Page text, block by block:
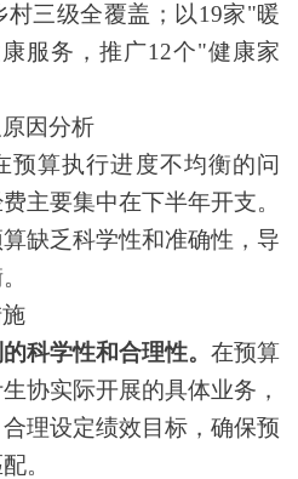
三级全覆盖；以19家"暖
服务，推广12个"健康家
因分析
预算执行进度不均衡的问
主要集中在下半年开支。
缺乏科学性和准确性，导
科学性和合理性。 在预算
协实际开展的具体业务，
理设定绩效目标，确保预
。